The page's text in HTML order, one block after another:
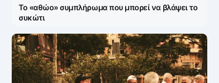
Το «αθώο» συμπλήρωμα που μπορεί να βλάψει το
συκώτι